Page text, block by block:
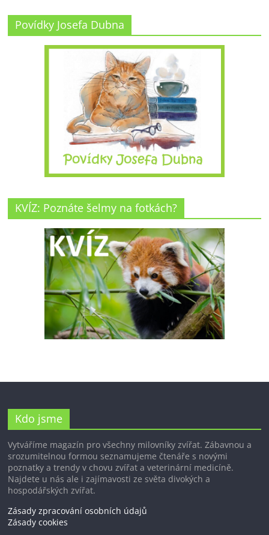
Povídky Josefa Dubna
KVÍZ: Poznáte šelmy na fotkách?
Kdo jsme
Vytváříme magazín pro všechny milovníky zvířat. Zábavnou a
srozumitelnou formou seznamujeme čtenáře s novými
poznatky a trendy v chovu zvířat a veterinární medicíně.
Najdete u nás ale i zajímavosti ze světa divokých a
hospodářských zvířat.
Zásady zpracování osobních údajů
Zásady cookies